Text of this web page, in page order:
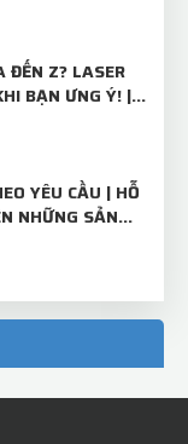
ĐẾN Z? LASER
BẠN ƯNG Ý! |
YÊU CẦU | HỖ
NHỮNG SẢN
KHI QUA TAY
"BỘ MẶT"
HIỆU!